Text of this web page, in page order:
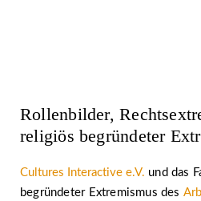
Rollenbilder,
religiös begründeter
Cultures Interactive e.V. und das
begründeter Extremismus des